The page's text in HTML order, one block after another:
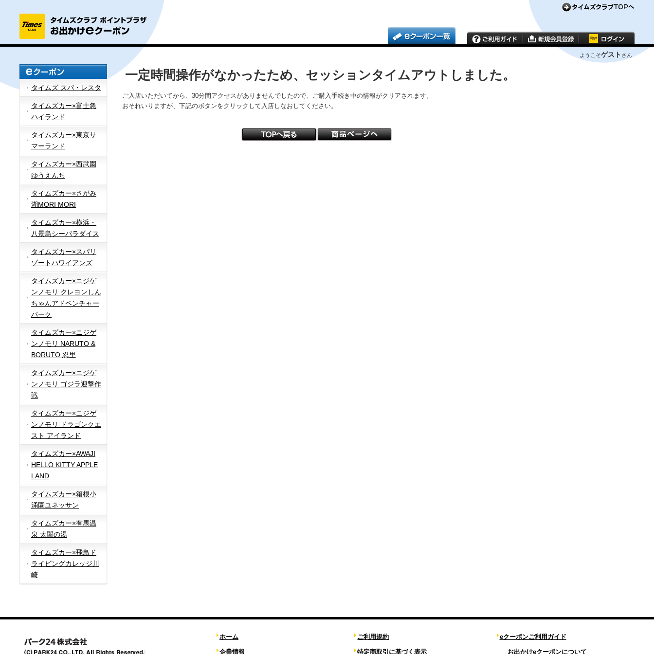
ようこそゲスト さん
タイムズ スパ・レスタ
タイムズカー×富士急
ハイランド
タイムズカー×東京サ
マーランド
タイムズカー×西武園
ゆうえんち
タイムズカー×さがみ
湖MORI MORI
タイムズカー×横浜・
八景島シーパラダイス
タイムズカー×スパリ
ゾートハワイアンズ
タイムズカー×ニジゲ
ンノモリ クレヨンしん
ちゃんアドベンチャー
パーク
タイムズカー×ニジゲ
ンノモリ NARUTO &
BORUTO 忍里
タイムズカー×ニジゲ
ンノモリ ゴジラ迎撃作
戦
タイムズカー×ニジゲ
ンノモリ ドラゴンクエ
スト アイランド
タイムズカー×AWAJI
HELLO KITTY APPLE
LAND
タイムズカー×箱根小
涌園ユネッサン
タイムズカー×有馬温
泉 太閤の湯
タイムズカー×飛鳥ド
ライビングカレッジ川
崎
一定時間操作がなかったため、セッションタイムアウトしました。
ご入店いただいてから、30分間アクセスがありませんでしたので、ご購入手続き中の情報がクリアされます。
おそれいりますが、下記のボタンをクリックして入店しなおしてください。
ホーム
企業情報
ご利用規約
特定商取引に基づく表示
eクーポンご利用ガイド
お出かけeクーポンについて